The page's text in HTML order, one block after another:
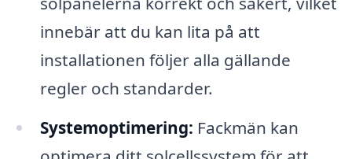
innebär att du kan lita på att
installationen följer alla gällande
regler och standarder.
Systemoptimering: Fackmän kan